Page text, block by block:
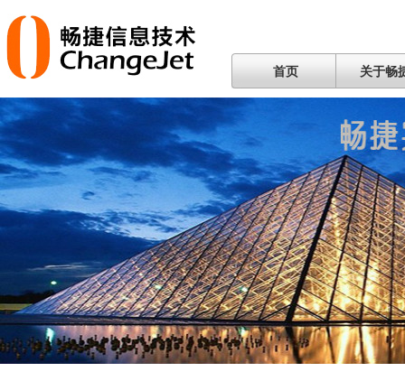
首页 关于畅